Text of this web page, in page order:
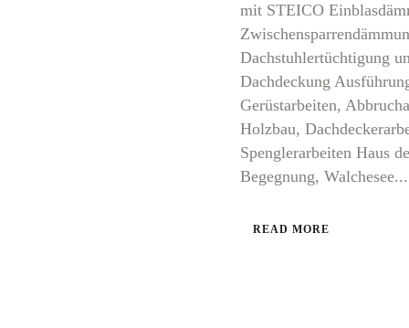
mit STEICO
Dachstuhlertüchtigung
Dachdeckung
Gerüstarbeiten,
Holzbau,
Spenglerarbeiten Haus
Begegnung, Walchesee...
READ MORE